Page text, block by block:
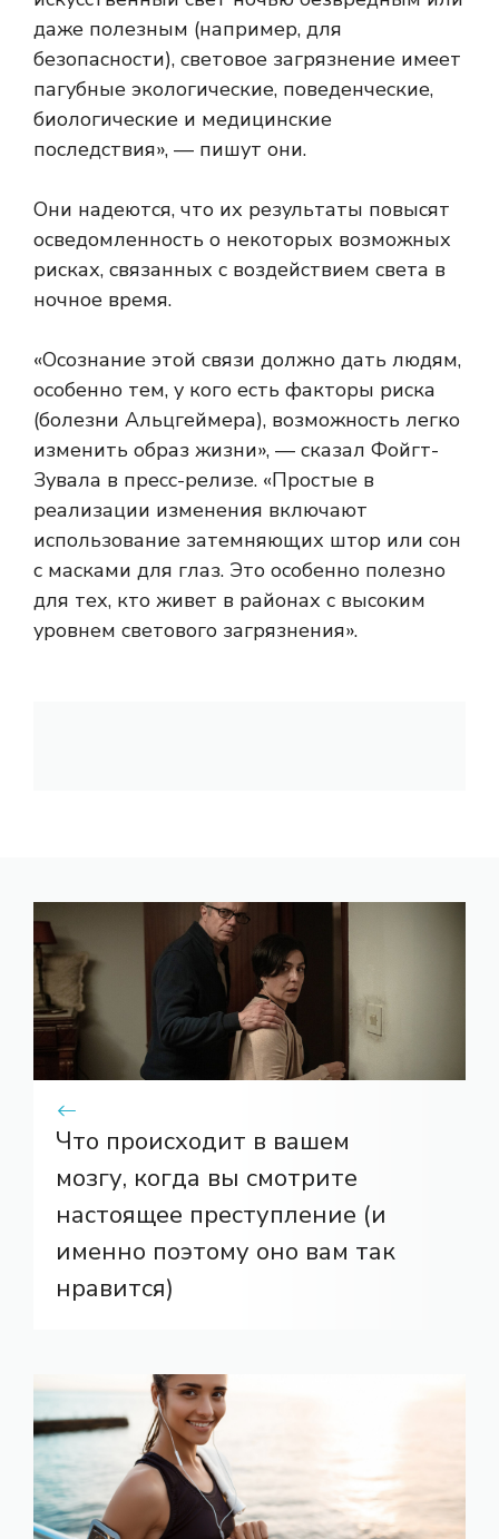
даже полезным (например, для
безопасности), световое загрязнение имеет
пагубные экологические, поведенческие,
биологические и медицинские
последствия», — пишут они.
Они надеются, что их результаты повысят
осведомленность о некоторых возможных
рисках, связанных с воздействием света в
ночное время.
«Осознание этой связи должно дать людям,
особенно тем, у кого есть факторы риска
(болезни Альцгеймера), возможность легко
изменить образ жизни», — сказал Фойгт-
Зувала в пресс-релизе. «Простые в
реализации изменения включают
использование затемняющих штор или сон
с масками для глаз. Это особенно полезно
для тех, кто живет в районах с высоким
уровнем светового загрязнения».
Что происходит в вашем
мозгу, когда вы смотрите
настоящее преступление (и
именно поэтому оно вам так
нравится)